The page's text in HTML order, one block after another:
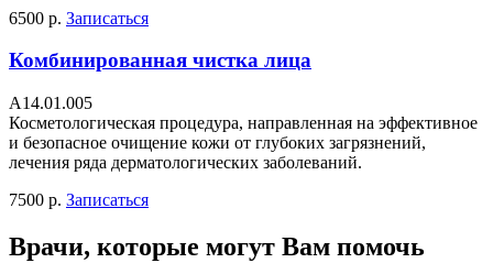
6500 р. Записаться
Комбинированная чистка лица
А14.01.005
Косметологическая процедура, направленная на эффективное
и безопасное очищение кожи от глубоких загрязнений,
лечения ряда дерматологических заболеваний.
7500 р. Записаться
Врачи, которые могут Вам помочь